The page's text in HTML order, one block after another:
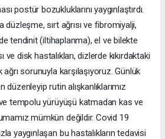
postür bozukluklarını yaygınlaştırdı.
sırt ağrısı ve fibromiyalji,
tendinit (iltihaplanma), el ve bilekte
ve disk hastalıkları, dizlerde kıkırdaktaki
ağrı sorunuyla karşılaşıyoruz. Günlük
düzenleyip rutin alışkanlıklarımız
tempolu yürüyüşü katmadan kas ve
mümkün değildir. Covid 19
yaygınlaşan bu hastalıkların tedavisi